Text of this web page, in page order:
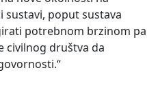
sustavi, poput sustava
potrebnom brzinom pa
civilnog društva da